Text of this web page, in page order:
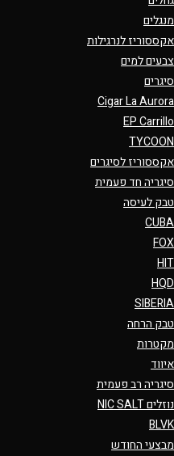
מנגלים
אקססוריז לנרגילות
צבעים למים
סיגרים
Cigar La Aurora
EP Carrillo
TYCOON
אקססוריז לסיגרים
סיגריה חד פעמית
טבק לעיסה
CUBA
FOX
HIT
HQD
SIBERIA
טבק הרחה
מקטרות
איווד
סיגריה רב פעמית
נוזלים NIC SALT
BLVK
מבצעי החודש